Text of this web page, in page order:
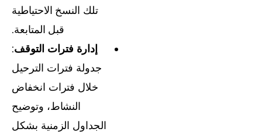
تلك النسخ الاحتياطية
قبل المتابعة.
إدارة فترات التوقف:
جدولة فترات الترحيل
خلال فترات انخفاض
النشاط، وتوضيح
الجداول الزمنية بشكل